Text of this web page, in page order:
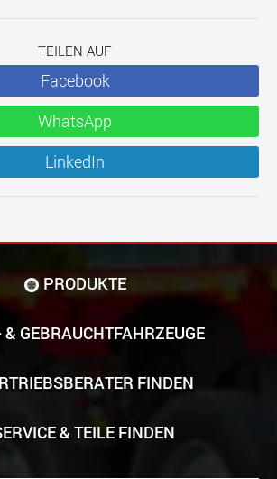
TEILEN AUF
Facebook
WhatsApp
LinkedIn
PRODUKTE
& GEBRAUCHT­FAHRZEUGE
FINDEN
& TEILE FINDEN